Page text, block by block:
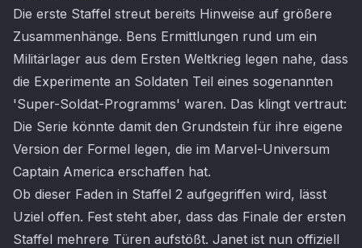
Die erste Staffel streut bereits Hinweise auf größere
Zusammenhänge. Bens Ermittlungen rund um ein
Militärlager aus dem Ersten Weltkrieg legen nahe, dass
die Experimente an Soldaten Teil eines sogenannten
'Super-Soldat-Programms' waren. Das klingt vertraut:
Die Serie könnte damit den Grundstein für ihre eigene
Version der Formel legen, die im Marvel-Universum
Captain America erschaffen hat.
Ob dieser Faden in Staffel 2 aufgegriffen wird, lässt
Uziel offen. Fest steht aber, dass das Finale der ersten
Staffel mehrere Türen aufstößt. Janet ist nun offiziell